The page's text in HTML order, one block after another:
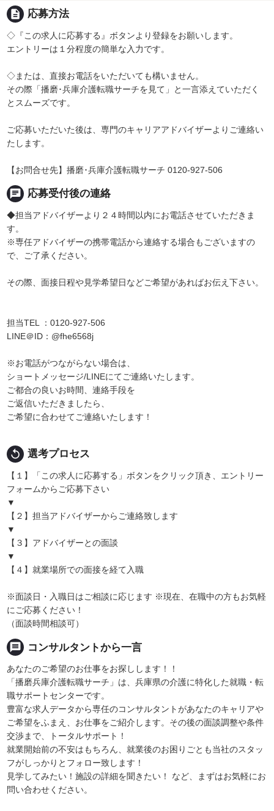
description 応募方法
◇『この求人に応募する』ボタンより登録をお願いします。
エントリーは１分程度の簡単な入力です。
◇または、直接お電話をいただいても構いません。
その際「播磨･兵庫介護転職サーチを見て」と一言添えていただく
とスムーズです。
ご応募いただいた後は、専門のキャリアアドバイザーよりご連絡い
たします。
【お問合せ先】播磨･兵庫介護転職サーチ 0120-927-506
chat 応募受付後の連絡
◆担当アドバイザーより２４時間以内にお電話させていただきま
す。
※専任アドバイザーの携帯電話から連絡する場合もございますの
で、ご了承ください。
その際、面接日程や見学希望日などご希望があればお伝え下さい。
担当TEL ：0120-927-506
LINE＠ID：@fhe6568j
※お電話がつながらない場合は、
ショートメッセージ/LINEにてご連絡いたします。
ご都合の良いお時間、連絡手段を
ご返信いただきましたら、
ご希望に合わせてご連絡いたします！
replay 選考プロセス
【１】「この求人に応募する」ボタンをクリック頂き、エントリー
フォームからご応募下さい
▼
【２】担当アドバイザーからご連絡致します
▼
【３】アドバイザーとの面談
▼
【４】就業場所での面接を経て入職
※面談日・入職日はご相談に応じます ※現在、在職中の方もお気軽
にご応募ください！
（面談時間相談可）
message コンサルタントから一言
あなたのご希望のお仕事をお探しします！！
「播磨兵庫介護転職サーチ」は、兵庫県の介護に特化した就職・転
職サポートセンターです。
豊富な求人データから専任のコンサルタントがあなたのキャリアや
ご希望をふまえ、お仕事をご紹介します。その後の面談調整や条件
交渉まで、トータルサポート！
就業開始前の不安はもちろん、就業後のお困りごとも当社のスタッ
フがしっかりとフォロー致します！
見学してみたい！施設の詳細を聞きたい！ など、まずはお気軽にお
問い合わせください。